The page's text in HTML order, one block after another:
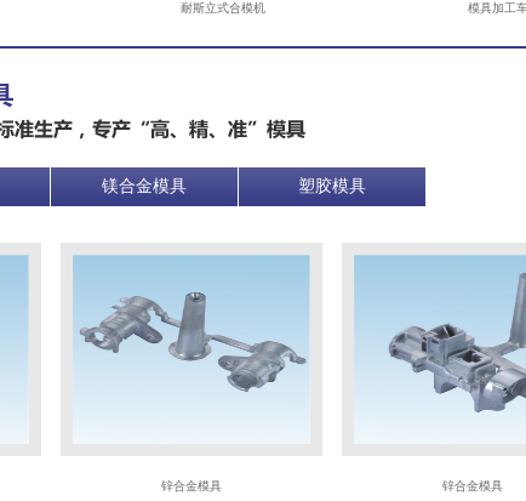
耐斯立式合模机 模具加工车间
镁合金模具 塑胶模具
锌合金模具 锌合金模具